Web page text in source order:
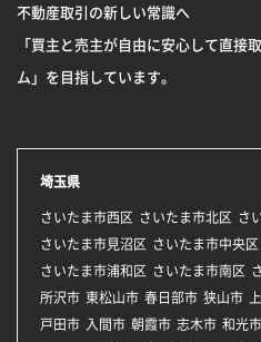
不動産取引の新しい常識へ
「買主と売主が自由に安心して直接
ム」を目指しています。
埼玉県
さいたま市西区 さいたま市北区
さ
さいたま市見沼区
さいたま市中央区
さいたま市浦和区
さいたま市南区
所沢市 東松山市 春日部市 狭山市
戸田市 入間市 朝霞市 志木市 和光市